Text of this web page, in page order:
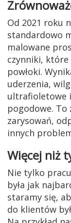
Od 2021 roku
standardowo
malowane
czynniki, które
powłoki.
uderzenia,
ultrafioletowe
pogodowe. To
zarysowań,
innych
Więcej niż
Nie tylko
była jak
staramy się,
do klientów